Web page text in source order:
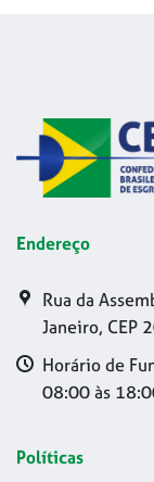
Endereço
Rua da
Janeiro, CEP
Horário de
08:00 às
Políticas